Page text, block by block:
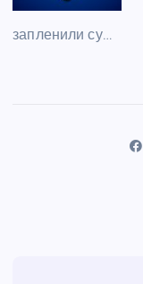
запленили су…